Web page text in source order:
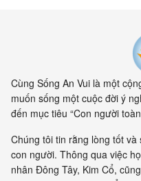
Cùng Sống An Vui là một
muốn sống một cuộc đời ý
đến mục tiêu “Con người
Chúng tôi tin rằng lòng tốt
con người. Thông qua việc
nhân Đông Tây, Kim Cổ,